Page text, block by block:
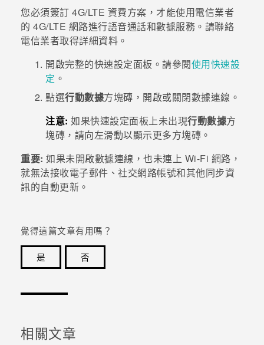
校園專案
企業採購
銷售通路
支援服務
VIVELAND
您必須簽訂 4G/LTE 資費方案，才能使用電信業者
的 4G/LTE 網路進行語音通話和數據服務。請聯絡
電信業者取得詳細資料。
開啟完整的快速設定面板。請參閱使用快速設
定 。
點選行動數據方塊磚，開啟或關閉數據連線。
注意: 如果快速設定面板上未出現行動數據方
塊磚，請向左滑動以顯示更多方塊磚。
重要: 如果未開啟數據連線，也未連上 Wi-Fi 網路，
就無法接收電子郵件、社交網路帳號和其他同步資
訊的自動更新。
覺得這篇文章有用嗎？
是
否
相關文章